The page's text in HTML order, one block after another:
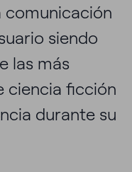
comunicación
siendo
las más
ciencia ficción
durante su